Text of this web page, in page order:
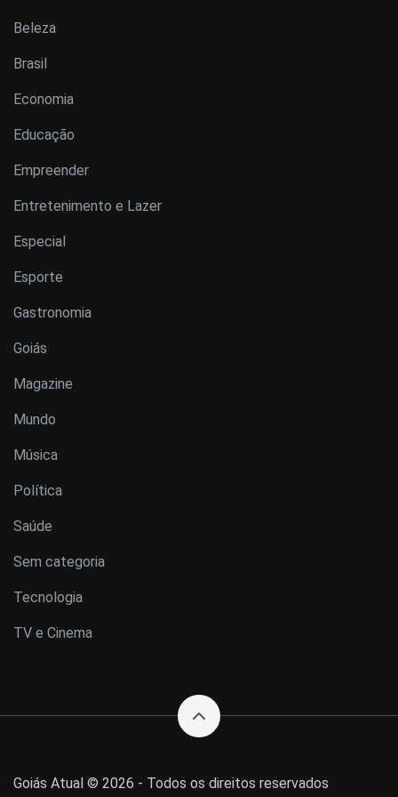
Beleza
Brasil
Economia
Educação
Empreender
Entretenimento e Lazer
Especial
Esporte
Gastronomia
Goiás
Magazine
Mundo
Música
Política
Saúde
Sem categoria
Tecnologia
TV e Cinema
Goiás Atual © 2026 - Todos os direitos reservados